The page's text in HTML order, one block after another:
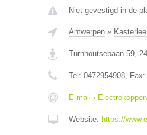
Niet gevestigd in de
Antwerpen» Kasterlee
Turnhoutsebaan 59,
Tel: 0472954908, Fax:
E-mail ›
Website: https://